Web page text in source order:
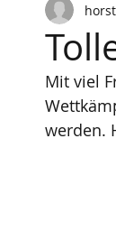
Mit viel
werden.